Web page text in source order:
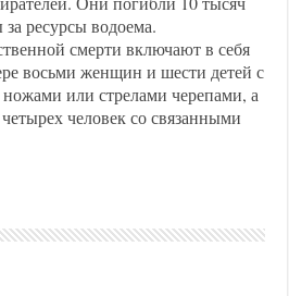
за ресурсы водоема.
смерти включают в себя
восьми женщин и шести детей с
или стрелами черепами, а
человек со связанными